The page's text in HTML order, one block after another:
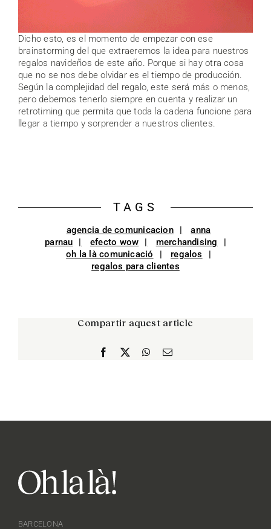
Dicho esto, es el momento de empezar con ese
brainstorming del que extraeremos la idea para nuestros
regalos navideños de este año. Porque si hay otra cosa
que no se nos debe olvidar es el tiempo de producción.
Según la complejidad del regalo, este será más o menos,
pero debemos tenerlo siempre en cuenta y realizar un
retrotiming que permita que toda la cadena funcione para
llegar a tiempo y sorprender a nuestros clientes.
TAGS
agencia de comunicacion
anna
parnau
efecto wow
merchandising
oh la là comunicació
regalos
regalos para clientes
Compartir aquest article
Facebook WhatsApp
Correo
BARCELONA